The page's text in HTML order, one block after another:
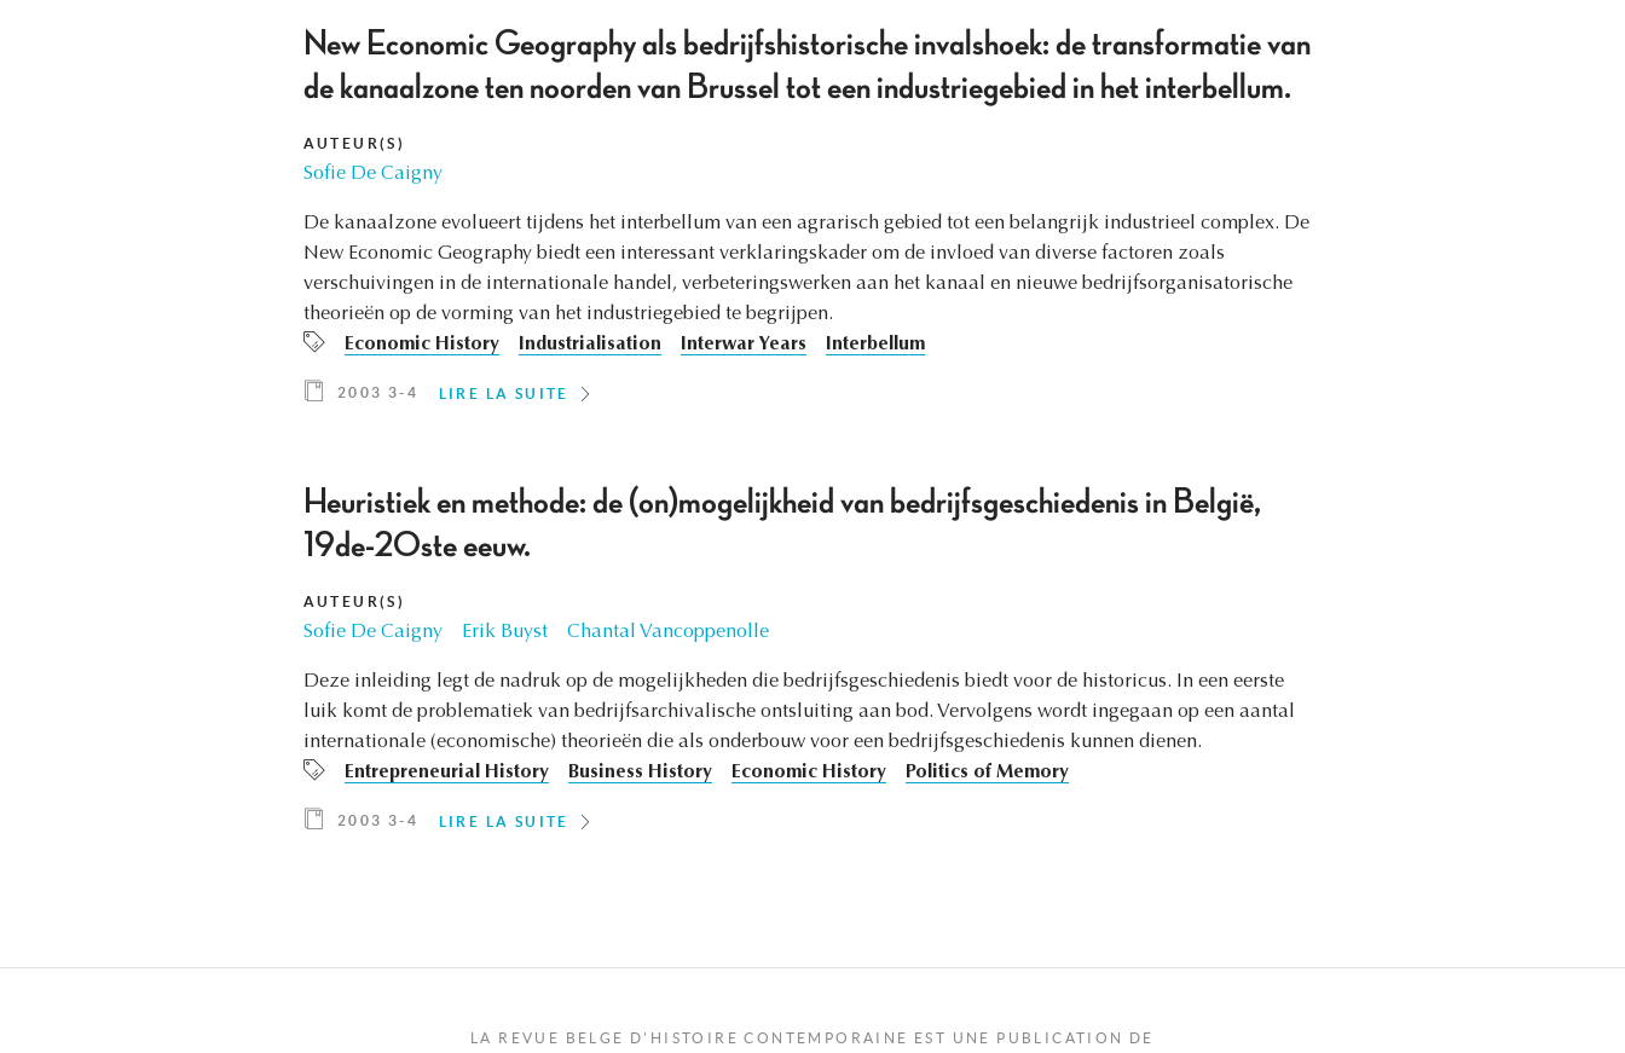
New Economic Geography als bedrijfshistorische invalshoek: de transformatie van
de kanaalzone ten noorden van Brussel tot een industriegebied in het interbellum.
AUTEUR(S)
Sofie De Caigny
De kanaalzone evolueert tijdens het interbellum van een agrarisch gebied tot een belangrijk industrieel complex. De
New Economic Geography biedt een interessant verklaringskader om de invloed van diverse factoren zoals
verschuivingen in de internationale handel, verbeteringswerken aan het kanaal en nieuwe bedrijfsorganisatorische
theorieën op de vorming van het industriegebied te begrijpen.
Economic History
Industrialisation Interwar Years Interbellum
2003 3-4 LIRE LA SUITE
Heuristiek en methode: de (on)mogelijkheid van bedrijfsgeschiedenis in België,
19de-20ste eeuw.
AUTEUR(S)
Sofie De Caigny Erik Buyst Chantal Vancoppenolle
Deze inleiding legt de nadruk op de mogelijkheden die bedrijfsgeschiedenis biedt voor de historicus. In een eerste
luik komt de problematiek van bedrijfsarchivalische ontsluiting aan bod. Vervolgens wordt ingegaan op een aantal
internationale (economische) theorieën die als onderbouw voor een bedrijfsgeschiedenis kunnen dienen.
Entrepreneurial History
Business History Economic History Politics of Memory
2003 3-4 LIRE LA SUITE
LA REVUE BELGE D'HISTOIRE CONTEMPORAINE EST UNE PUBLICATION DE